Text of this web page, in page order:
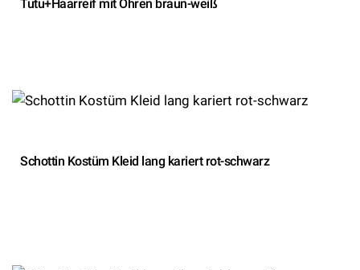
Tutu+Haarreif mit Ohren braun-weiß
Schottin Kostüm Kleid lang kariert rot-schwarz